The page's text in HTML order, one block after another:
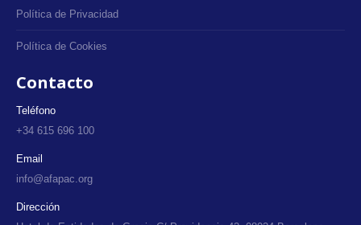
Política de Privacidad
Política de Cookies
Contacto
Teléfono
+34 615 696 100
Email
info@afapac.org
Dirección